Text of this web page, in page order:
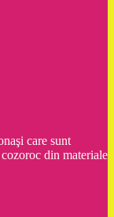
care sunt
din materiale